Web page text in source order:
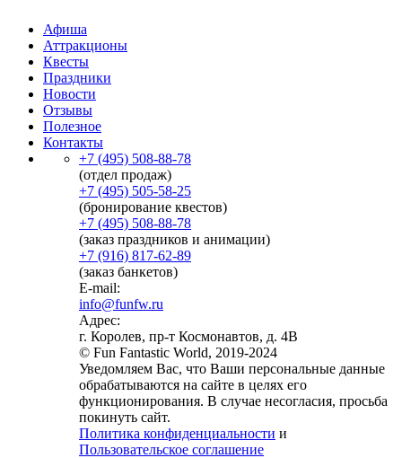
Афиша
Аттракционы
Квесты
Праздники
Новости
Отзывы
Полезное
Контакты
+7 (495) 508-88-78
(отдел продаж)
+7 (495) 505-58-25
(бронирование квестов)
+7 (495) 508-88-78
(заказ праздников и анимации)
+7 (916) 817-62-89
(заказ банкетов)
E-mail:
info@funfw.ru
Адрес:
г. Королев, пр-т Космонавтов, д. 4В
© Fun Fantastic World, 2019-2024
Уведомляем Вас, что Ваши персональные данные
обрабатываются на сайте в целях его
функционирования. В случае несогласия, просьба
покинуть сайт.
Политика конфиденциальности и
Пользовательское соглашение